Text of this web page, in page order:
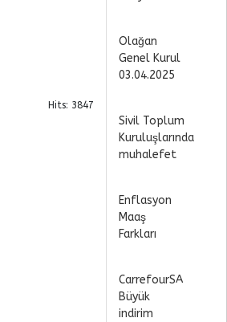
Hits: 3847
Olağan
Genel Kurul
03.04.2025
Sivil Toplum
Kuruluşlarında
muhalefet
Enflasyon
Maaş
Farkları
CarrefourSA
Büyük
indirim